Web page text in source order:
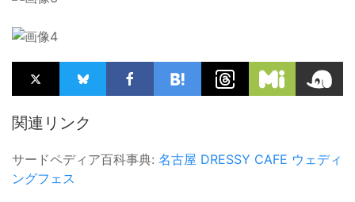
関連リンク
サードペディア百科事典: 名古屋 DRESSY CAFE ウェディ
ングフェス